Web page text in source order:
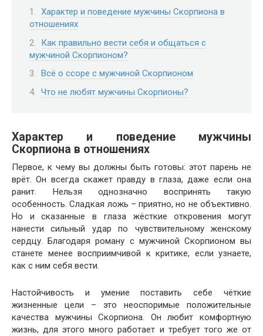
Характер и поведение мужчины Скорпиона в
отношениях
Как правильно вести себя и общаться с
мужчиной Скорпионом?
Всё о ссоре с мужчиной Скорпионом
Что не любят мужчины Скорпионы?
Характер и поведение мужчины
Скорпиона в отношениях
Первое, к чему вы должны быть готовы: этот парень не
врёт. Он всегда скажет правду в глаза, даже если она
ранит. Нельзя однозначно воспринять такую
особенность. Сладкая ложь – приятно, но не объективно.
Но и сказанные в глаза жёсткие откровения могут
нанести сильный удар по чувствительному женскому
сердцу. Благодаря роману с мужчиной Скорпионом вы
станете менее восприимчивой к критике, если узнаете,
как с ним себя вести.
Настойчивость и умение поставить себе чёткие
жизненные цели – это неоспоримые положительные
качества мужчины Скорпиона. Он любит комфортную
жизнь, для этого много работает и требует того же от